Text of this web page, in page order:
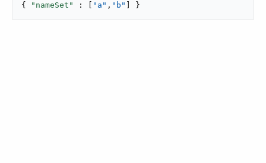
{ "nameSet" : [ "a" , "b" ] }